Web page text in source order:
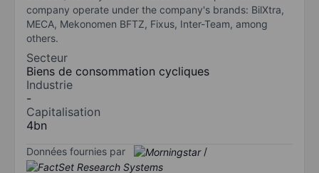
company operate under the company's brands: BilXtra,
MECA, Mekonomen BFTZ, Fixus, Inter-Team, among
others.
Secteur
Biens de consommation cycliques
Industrie
-
Capitalisation
4bn
Données fournies par /